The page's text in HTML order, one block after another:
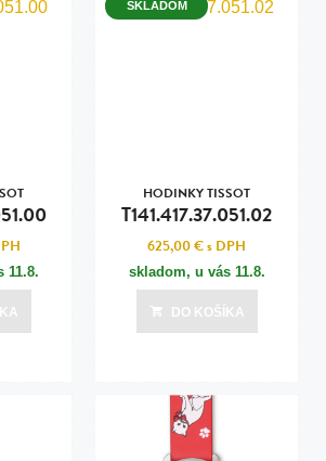
11.8.
SKLADOM
HODINKY TISSOT
T141.417.37.051.02
625,00 €s DPH
skladom, u vás 11.8.
DO KOŠÍKA